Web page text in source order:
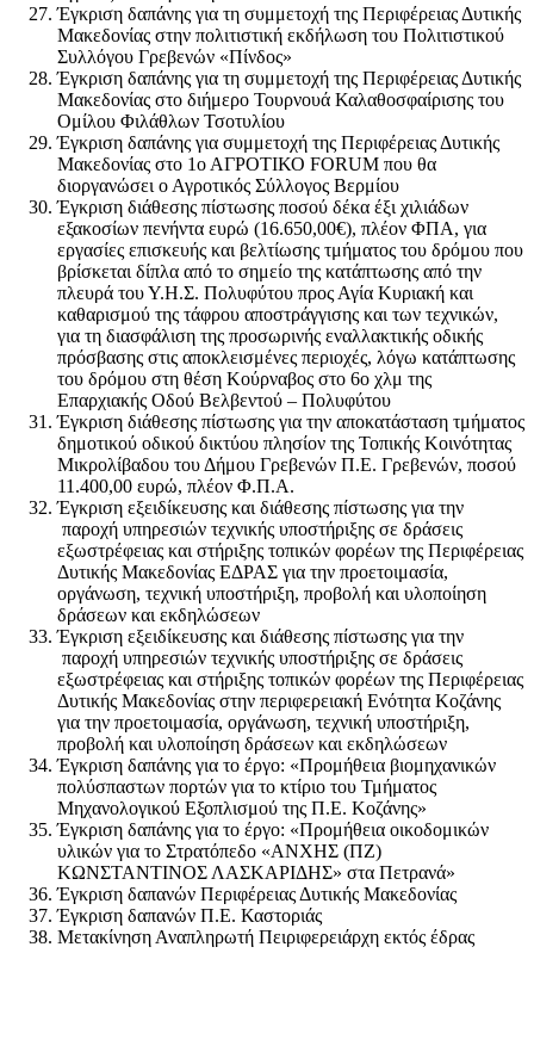
Έγκριση δαπάνης για τη συμμετοχή της Περιφέρειας Δυτικής
Μακεδονίας στην πολιτιστική εκδήλωση του Πολιτιστικού
Συλλόγου Γρεβενών «Πίνδος»
Έγκριση δαπάνης για τη συμμετοχή της Περιφέρειας Δυτικής
Μακεδονίας στο διήμερο Τουρνουά Καλαθοσφαίρισης του
Ομίλου Φιλάθλων Τσοτυλίου
Έγκριση δαπάνης για συμμετοχή της Περιφέρειας Δυτικής
Μακεδονίας στο 1ο ΑΓΡΟΤΙΚΟ FORUM που θα
διοργανώσει ο Αγροτικός Σύλλογος Βερμίου
Έγκριση διάθεσης πίστωσης ποσού δέκα έξι χιλιάδων
εξακοσίων πενήντα ευρώ (16.650,00€), πλέον ΦΠΑ, για
εργασίες επισκευής και βελτίωσης τμήματος του δρόμου που
βρίσκεται δίπλα από το σημείο της κατάπτωσης από την
πλευρά του Υ.Η.Σ. Πολυφύτου προς Αγία Κυριακή και
καθαρισμού της τάφρου αποστράγγισης και των τεχνικών,
για τη διασφάλιση της προσωρινής εναλλακτικής οδικής
πρόσβασης στις αποκλεισμένες περιοχές, λόγω κατάπτωσης
του δρόμου στη θέση Κούρναβος στο 6ο χλμ της
Επαρχιακής Οδού Βελβεντού – Πολυφύτου
Έγκριση διάθεσης πίστωσης για την αποκατάσταση τμήματος
δημοτικού οδικού δικτύου πλησίον της Τοπικής Κοινότητας
Μικρολίβαδου του Δήμου Γρεβενών Π.Ε. Γρεβενών, ποσού
11.400,00 ευρώ, πλέον Φ.Π.Α.
Έγκριση εξειδίκευσης και διάθεσης πίστωσης για την
παροχή υπηρεσιών τεχνικής υποστήριξης σε δράσεις
εξωστρέφειας και στήριξης τοπικών φορέων της Περιφέρειας
Δυτικής Μακεδονίας ΕΔΡΑΣ για την προετοιμασία,
οργάνωση, τεχνική υποστήριξη, προβολή και υλοποίηση
δράσεων και εκδηλώσεων
Έγκριση εξειδίκευσης και διάθεσης πίστωσης για την
παροχή υπηρεσιών τεχνικής υποστήριξης σε δράσεις
εξωστρέφειας και στήριξης τοπικών φορέων της Περιφέρειας
Δυτικής Μακεδονίας στην περιφερειακή Ενότητα Κοζάνης
για την προετοιμασία, οργάνωση, τεχνική υποστήριξη,
προβολή και υλοποίηση δράσεων και εκδηλώσεων
Έγκριση δαπάνης για το έργο: «Προμήθεια βιομηχανικών
πολύσπαστων πορτών για το κτίριο του Τμήματος
Μηχανολογικού Εξοπλισμού της Π.Ε. Κοζάνης»
Έγκριση δαπάνης για το έργο: «Προμήθεια οικοδομικών
υλικών για το Στρατόπεδο «ΑΝΧΗΣ (ΠΖ)
ΚΩΝΣΤΑΝΤΙΝΟΣ ΛΑΣΚΑΡΙΔΗΣ» στα Πετρανά»
Έγκριση δαπανών Περιφέρειας Δυτικής Μακεδονίας
Έγκριση δαπανών Π.Ε. Καστοριάς
Μετακίνηση Αναπληρωτή Πειριφερειάρχη εκτός έδρας